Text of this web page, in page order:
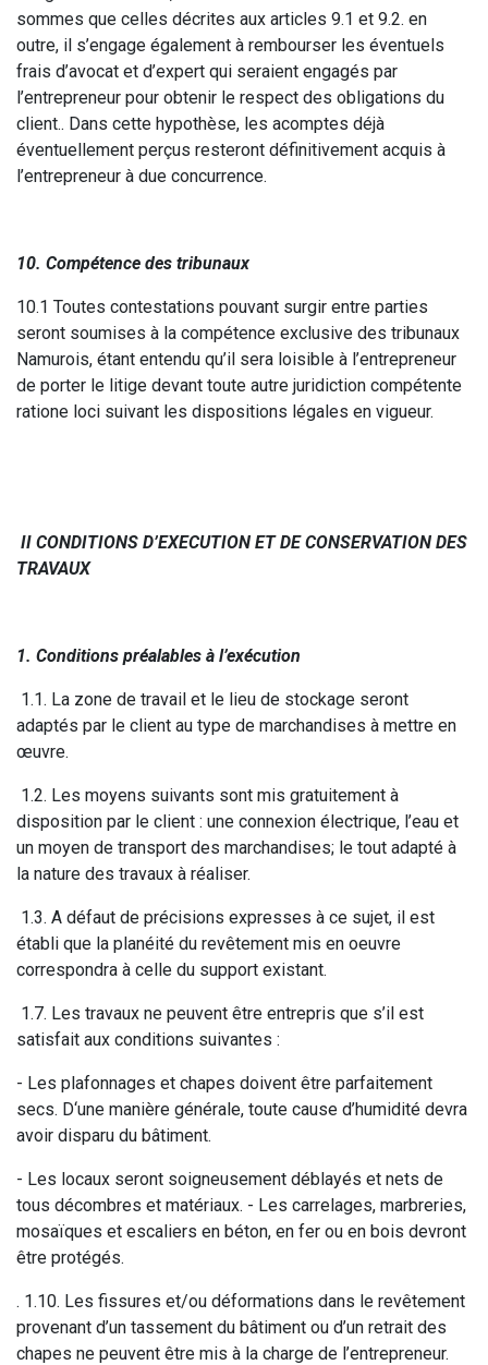
sommes que celles décrites aux articles 9.1 et 9.2. en
outre, il s’engage également à rembourser les éventuels
frais d’avocat et d’expert qui seraient engagés par
l’entrepreneur pour obtenir le respect des obligations du
client.. Dans cette hypothèse, les acomptes déjà
éventuellement perçus resteront définitivement acquis à
l’entrepreneur à due concurrence.
10. Compétence des tribunaux
10.1 Toutes contestations pouvant surgir entre parties
seront soumises à la compétence exclusive des tribunaux
Namurois, étant entendu qu’il sera loisible à l’entrepreneur
de porter le litige devant toute autre juridiction compétente
ratione loci suivant les dispositions légales en vigueur.
II CONDITIONS D’EXECUTION ET DE CONSERVATION DES
TRAVAUX
1. Conditions préalables à l’exécution
1.1. La zone de travail et le lieu de stockage seront
adaptés par le client au type de marchandises à mettre en
œuvre.
1.2. Les moyens suivants sont mis gratuitement à
disposition par le client : une connexion électrique, l’eau et
un moyen de transport des marchandises; le tout adapté à
la nature des travaux à réaliser.
1.3. A défaut de précisions expresses à ce sujet, il est
établi que la planéité du revêtement mis en oeuvre
correspondra à celle du support existant.
1.7. Les travaux ne peuvent être entrepris que s’il est
satisfait aux conditions suivantes :
- Les plafonnages et chapes doivent être parfaitement
secs. D‘une manière générale, toute cause d’humidité devra
avoir disparu du bâtiment.
- Les locaux seront soigneusement déblayés et nets de
tous décombres et matériaux. - Les carrelages, marbreries,
mosaïques et escaliers en béton, en fer ou en bois devront
être protégés.
. 1.10. Les fissures et/ou déformations dans le revêtement
provenant d’un tassement du bâtiment ou d’un retrait des
chapes ne peuvent être mis à la charge de l’entrepreneur.